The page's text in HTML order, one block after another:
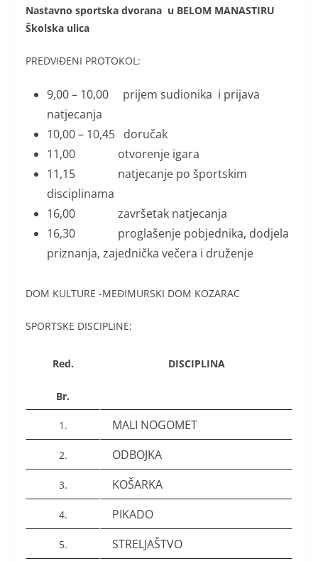
Nastavno sportska dvorana u BELOM MANASTIRU
Školska ulica
PREDVIĐENI PROTOKOL:
9,00 – 10,00 prijem sudionika i prijava
natjecanja
10,00 – 10,45 doručak
11,00 otvorenje igara
11,15 natjecanje po športskim
disciplinama
16,00 završetak natjecanja
16,30 proglašenje pobjednika, dodjela
priznanja, zajednička večera i druženje
DOM KULTURE -MEĐIMURSKI DOM KOZARAC
SPORTSKE DISCIPLINE:
Red.
Br.
DISCIPLINA
1. MALI NOGOMET
2. ODBOJKA
3. KOŠARKA
4. PIKADO
5. STRELJAŠTVO